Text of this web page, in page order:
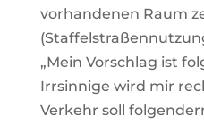
vorhandenen Raum
„Mein Vorschlag ist
Irrsinnige wird mir
Verkehr soll